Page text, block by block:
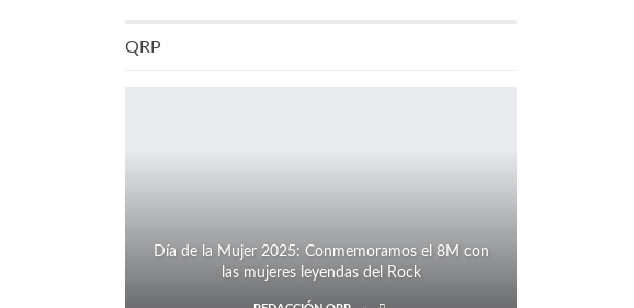
QRP
Día de la Mujer 2025: Conmemoramos el 8M con
las mujeres leyendas del Rock